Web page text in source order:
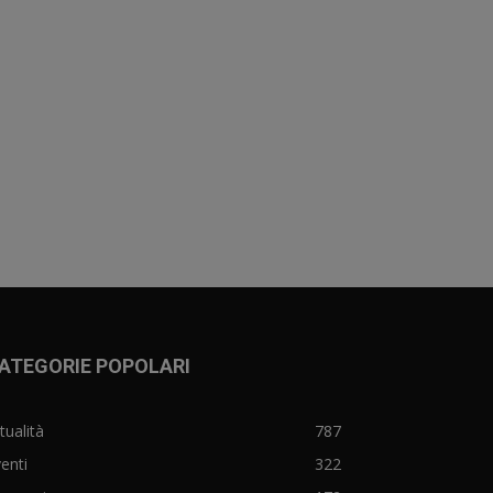
POPOLARI
787
322